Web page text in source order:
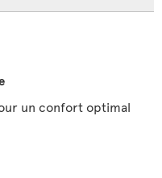
un confort optimal